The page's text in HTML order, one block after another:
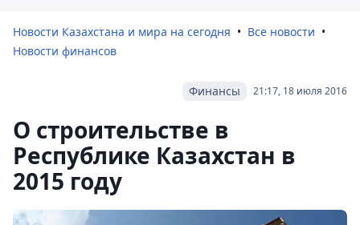
Новости Казахстана и мира на сегодня
Все новости
Новости финансов
21:17, 18 июля 2016
Финансы
О строительстве в
Республике Казахстан в
2015 году